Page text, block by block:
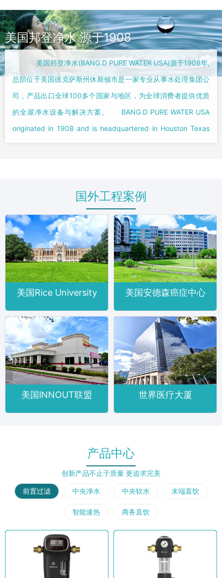
美国邦登净水 源于1908
美国邦登净水(BANG.D PURE WATER USA)源于1908年,
总部位于美国德克萨斯州休斯顿市是一家专业从事水处理集团公
司，产品出口全球100多个国家与地区，为全球消费者提供优质
的全屋净水设备与解决方案。 BANG.D PURE WATER USA
originated in 1908 and is headquartered in Houston Texas
国外工程案例
美国Rice University 美国安德森癌症中心
美国lNNOUT联盟 世界医疗大厦
产品中心
创新产品不止于质量 更追求完美
前置过滤 中央净水 中央软水 末端直饮
智能速热 商务直饮